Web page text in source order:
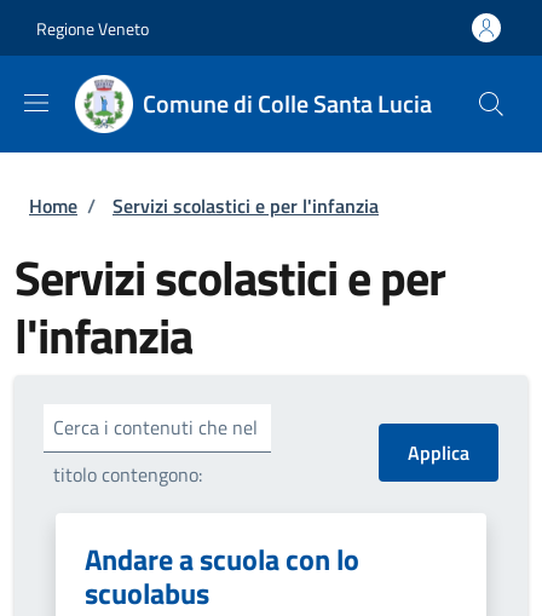
Regione Veneto
Comune di Colle Santa Lucia
Briciole di pane
Home / Servizi scolastici e per l'infanzia
Servizi scolastici e per
l'infanzia
Cerca i contenuti che nel
titolo contengono:
Andare a scuola con lo
scuolabus